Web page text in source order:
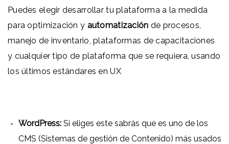
Puedes elegir desarrollar tu plataforma a la medida
para optimización y automatización de procesos,
manejo de inventario, plataformas de capacitaciones
y cualquier tipo de plataforma que se requiera, usando
los últimos estándares en UX
WordPress: Si eliges este sabrás que es uno de los
CMS (Sistemas de gestión de Contenido) más usados